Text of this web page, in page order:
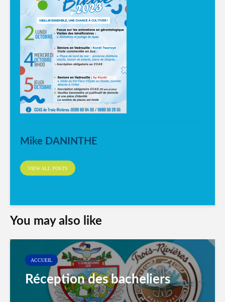
Mike DANINTHE
VIEW ALL POSTS
You may also like
ACCUEIL
Réception des bacheliers